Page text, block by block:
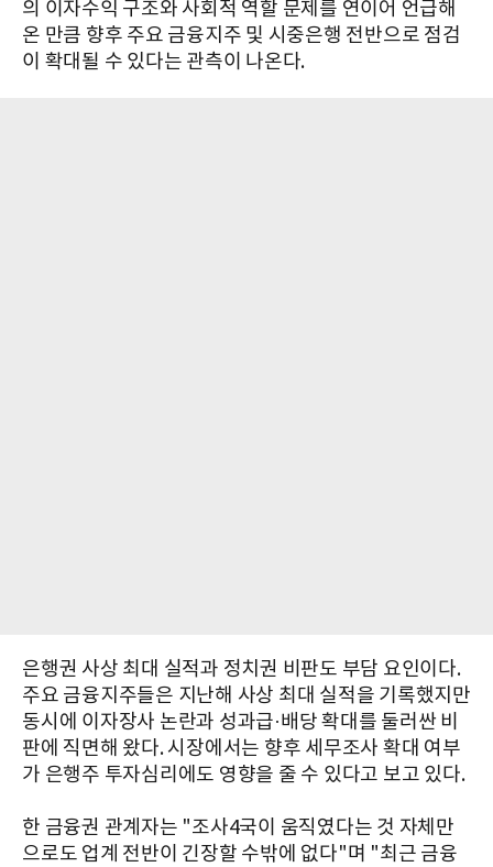
의 이자수익 구조와 사회적 역할 문제를 연이어 언급해
온 만큼 향후 주요 금융지주 및 시중은행 전반으로 점검
이 확대될 수 있다는 관측이 나온다.
은행권 사상 최대 실적과 정치권 비판도 부담 요인이다.
주요 금융지주들은 지난해 사상 최대 실적을 기록했지만
동시에 이자장사 논란과 성과급·배당 확대를 둘러싼 비
판에 직면해 왔다. 시장에서는 향후 세무조사 확대 여부
가 은행주 투자심리에도 영향을 줄 수 있다고 보고 있다.
한 금융권 관계자는 "조사4국이 움직였다는 것 자체만
으로도 업계 전반이 긴장할 수밖에 없다"며 "최근 금융